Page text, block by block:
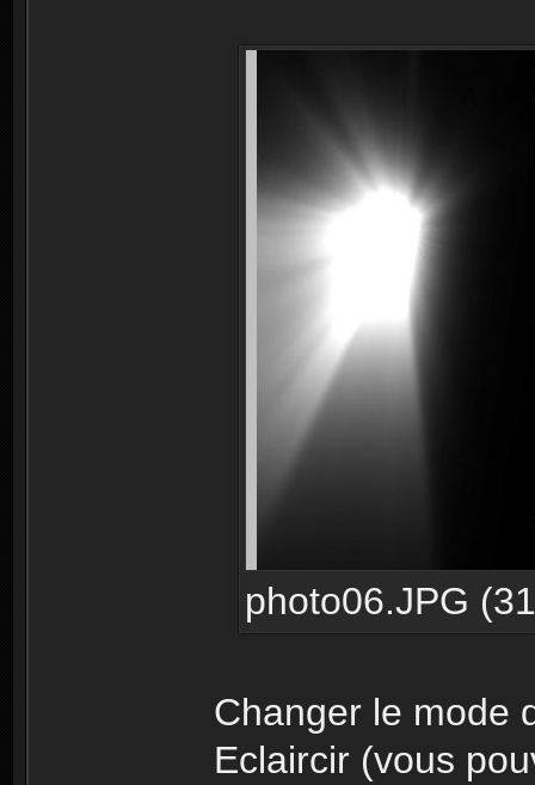
photo06.JPG
Changer le mode
Eclaircir (vous